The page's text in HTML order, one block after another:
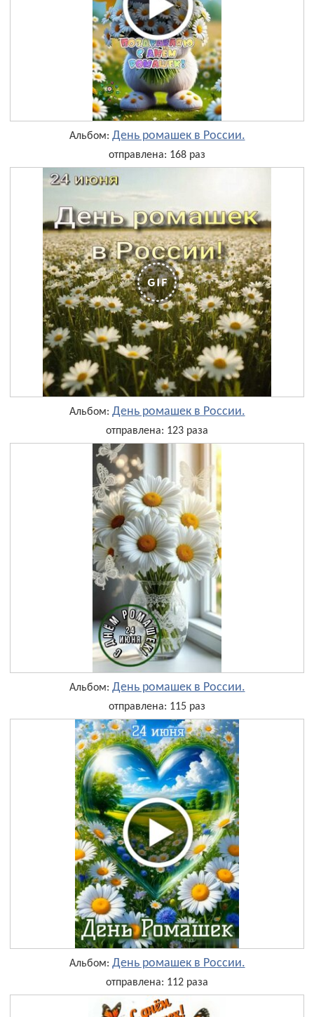
Альбом: День ромашек в России.
отправлена: 168 раз
Альбом: День ромашек в России.
отправлена: 123 раза
Альбом: День ромашек в России.
отправлена: 115 раз
Альбом: День ромашек в России.
отправлена: 112 раза